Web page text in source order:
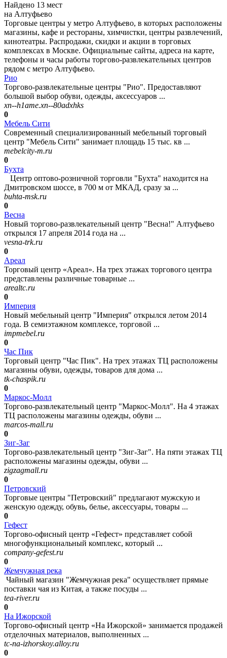
Найдено 13 мест
на Алтуфьево
Торговые центры у метро Алтуфьево, в которых расположены
магазины, кафе и рестораны, химчистки, центры развлечений,
кинотеатры. Распродажи, скидки и акции в торговых
комплексах в Москве. Официальные сайты, адреса на карте,
телефоны и часы работы торгово-развлекательных центров
рядом с метро Алтуфьево.
Рио
Торгово-развлекательные центры "Рио". Предоставляют
большой выбор обуви, одежды, аксессуаров ...
xn--h1ame.xn--80adxhks
0
Мебель Сити
Современный специализированный мебельный торговый
центр "Мебель Сити" занимает площадь 15 тыс. кв ...
mebelcity-m.ru
0
Бухта
Центр оптово-розничной торговли "Бухта" находится на
Дмитровском шоссе, в 700 м от МКАД, сразу за ...
buhta-msk.ru
0
Весна
Новый торгово-развлекательный центр "Весна!" Алтуфьево
открылся 17 апреля 2014 года на ...
vesna-trk.ru
0
Ареал
Торговый центр «Ареал». На трех этажах торгового центра
представлены различные товарные ...
arealtc.ru
0
Империя
Новый мебельный центр "Империя" открылся летом 2014
года. В семиэтажном комплексе, торговой ...
impmebel.ru
0
Час Пик
Торговый центр "Час Пик". На трех этажах ТЦ расположены
магазины обуви, одежды, товаров для дома ...
tk-chaspik.ru
0
Маркос-Молл
Торгово-развлекательный центр "Маркос-Молл". На 4 этажах
ТЦ расположены магазины одежды, обуви ...
marcos-mall.ru
0
Зиг-Заг
Торгово-развлекательный центр "Зиг-Заг". На пяти этажах ТЦ
расположены магазины одежды, обуви ...
zigzagmall.ru
0
Петровский
Торговые центры "Петровский" предлагают мужскую и
женскую одежду, обувь, белье, аксессуары, товары ...
0
Гефест
Торгово-офисный центр «Гефест» представляет собой
многофункциональный комплекс, который ...
company-gefest.ru
0
Жемчужная река
Чайный магазин "Жемчужная река" осуществляет прямые
поставки чая из Китая, а также посуды ...
tea-river.ru
0
На Ижорской
Торгово-офисный центр «На Ижорской» занимается продажей
отделочных материалов, выполненных ...
tc-na-izhorskoy.alloy.ru
0